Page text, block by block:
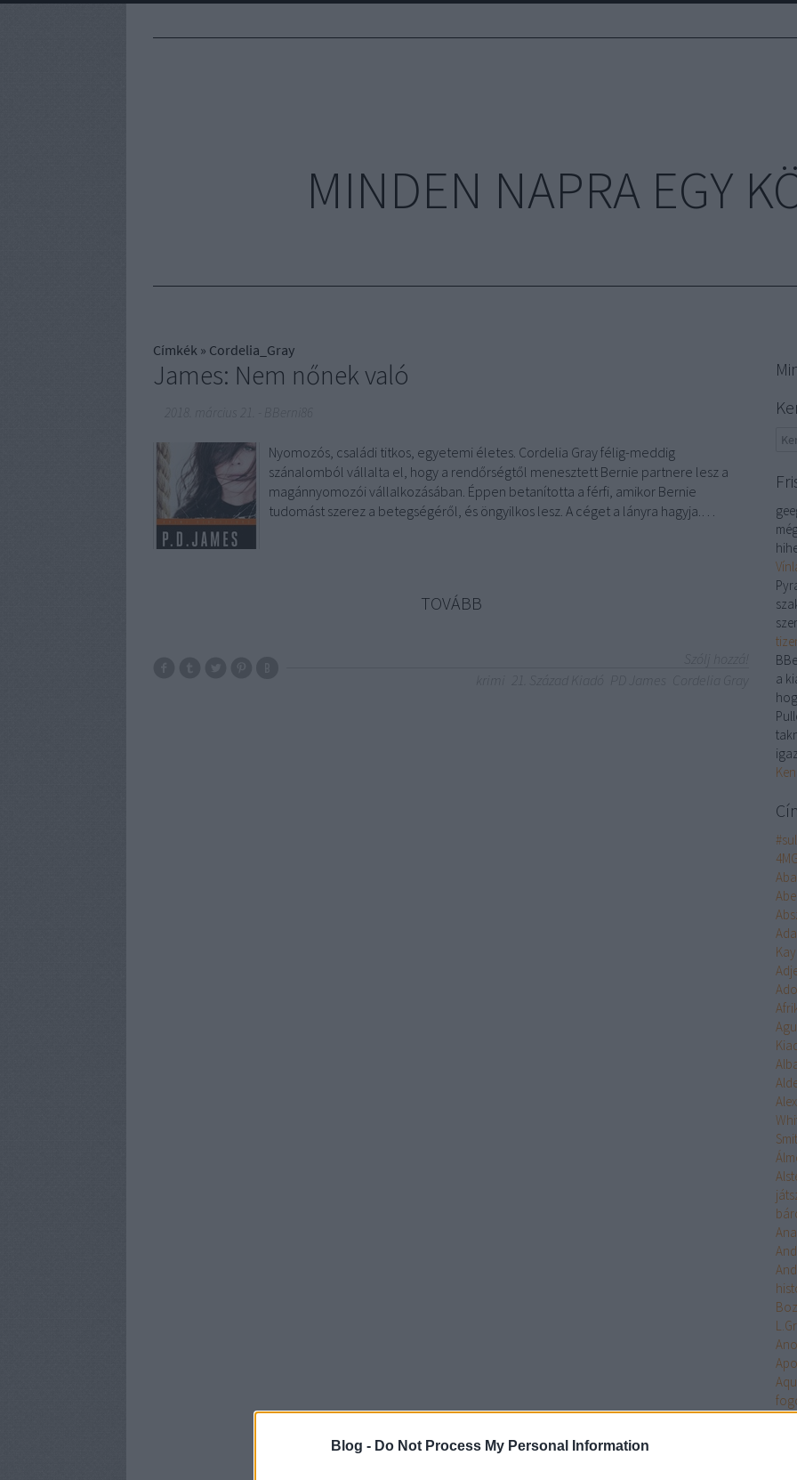
Blog - Do Not Process My Personal Information
MINDEN NAPRA EGY
Címkék » Cordelia_Gray
James: Nem nőnek való
Nyomozós, családi titkos, egyetemi életes. Cordelia Gray félig-meddig
szánalomból vállalta el, hogy a rendőrségtől menesztett Bernie partnere lesz a
magánnyomozói vállalkozásában. Éppen betanította a férfi, amikor Bernie
tudomást szerez a betegségéről, és öngyilkos lesz. A céget a lányra hagyja.…
TOVÁBB
a
Kay